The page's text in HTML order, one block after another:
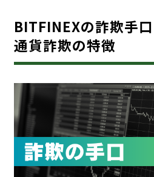
BITFINEXの詐欺手
通貨詐欺の特徴